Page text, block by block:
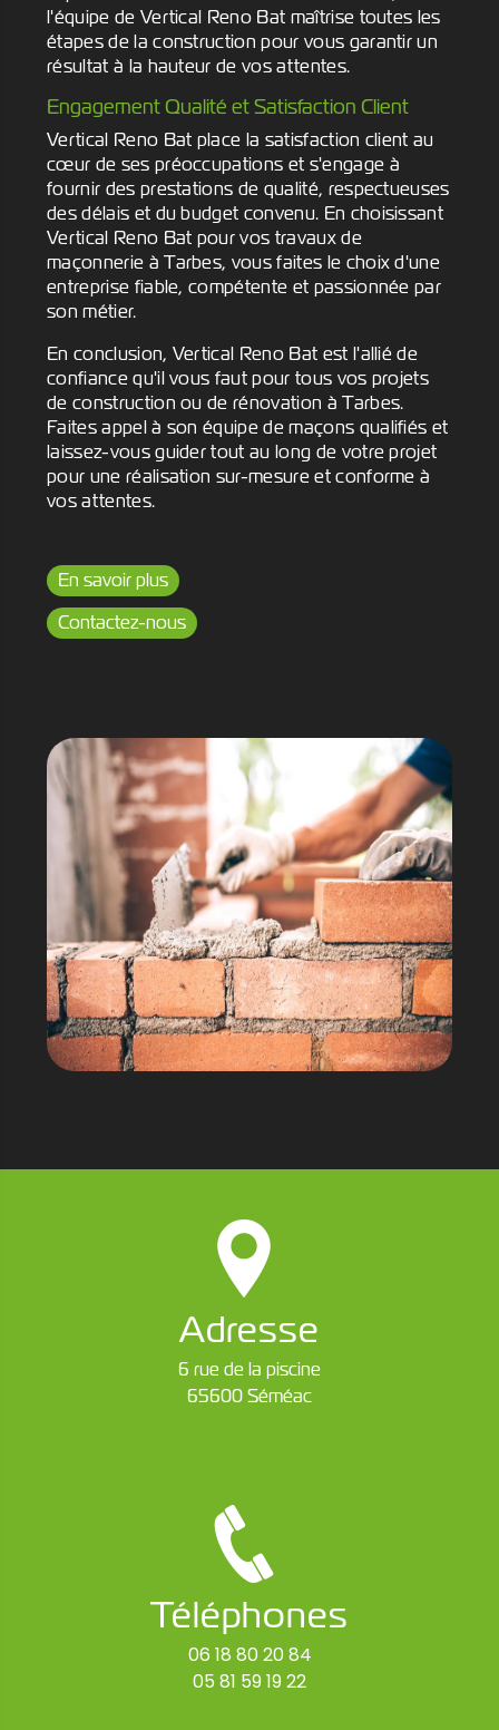
l'équipe de Vertical Reno Bat maîtrise toutes les
étapes de la construction pour vous garantir un
résultat à la hauteur de vos attentes.
Engagement Qualité et Satisfaction Client
Vertical Reno Bat place la satisfaction client au
cœur de ses préoccupations et s'engage à
fournir des prestations de qualité, respectueuses
des délais et du budget convenu. En choisissant
Vertical Reno Bat pour vos travaux de
maçonnerie à Tarbes, vous faites le choix d'une
entreprise fiable, compétente et passionnée par
son métier.
En conclusion, Vertical Reno Bat est l'allié de
confiance qu'il vous faut pour tous vos projets
de construction ou de rénovation à Tarbes.
Faites appel à son équipe de maçons qualifiés et
laissez-vous guider tout au long de votre projet
pour une réalisation sur-mesure et conforme à
vos attentes.
En savoir plus
Contactez-nous
Adresse
6 rue de la piscine
65600 Séméac
Téléphones
06 18 80 20 84
05 81 59 19 22